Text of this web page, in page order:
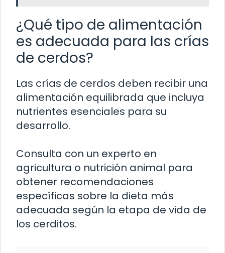
¿Qué tipo de alimentación
es adecuada para las crías
de cerdos?
Las crías de cerdos deben recibir una
alimentación equilibrada que incluya
nutrientes esenciales para su
desarrollo.
Consulta con un experto en
agricultura o nutrición animal para
obtener recomendaciones
específicas sobre la dieta más
adecuada según la etapa de vida de
los cerditos.